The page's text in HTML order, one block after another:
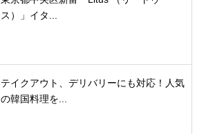
ス）」イタ...
テイクアウト、デリバリーにも対応！人気
の韓国料理を...